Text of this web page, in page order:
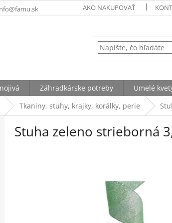
AKO NAKUPOVAŤ
Záhradkárske potreby Umelé
Tkaniny, stuhy, krajky, korálky, perie
Stuha zeleno strieborná